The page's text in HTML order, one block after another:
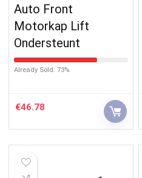
Auto Front
Motorkap Lift
Ondersteunt
Already Sold: 73%
€46.78